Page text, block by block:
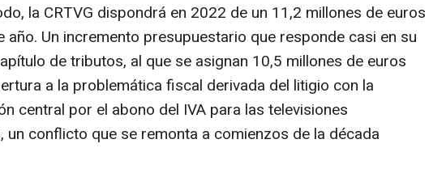
la CRTVG dispondrá en 2022 de un 11,2 millones de euros
año. Un incremento presupuestario que responde casi en su
de tributos, al que se asignan 10,5 millones de euros
a la problemática fiscal derivada del litigio con la
central por el abono del IVA para las televisiones
un conflicto que se remonta a comienzos de la década